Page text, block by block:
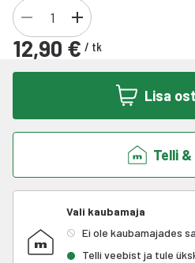
12,90 € / tk
Lisa
Telli &
Vali kaubamaja
Ei ole kaubamajades
Telli veebist ja tule